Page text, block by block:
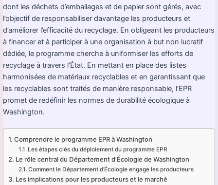
dont les déchets d’emballages et de papier sont gérés, avec
l’objectif de responsabiliser davantage les producteurs et
d’améliorer l’efficacité du recyclage. En obligeant les producteurs
à financer et à participer à une organisation à but non lucratif
dédiée, le programme cherche à uniformiser les efforts de
recyclage à travers l’État. En mettant en place des listes
harmonisées de matériaux recyclables et en garantissant que
les recyclables sont traités de manière responsable, l’EPR
promet de redéfinir les normes de durabilité écologique à
Washington.
Comprendre le programme EPR à Washington
Les étapes clés du déploiement du programme EPR
Le rôle central du Département d’Écologie de Washington
Comment le Département d’Écologie engage les producteurs
Les implications pour les producteurs et le marché